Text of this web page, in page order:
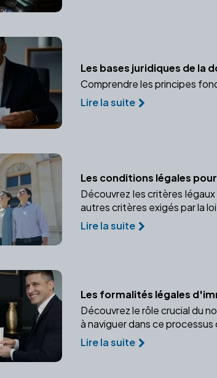
Les bases juridiques de la
Comprendre les principes
Lire la suite
Les conditions légales
Découvrez les critères
autres critères exigés par la
Lire la suite
Les formalités légales
Découvrez le rôle crucial du
à naviguer dans ce processus
Lire la suite